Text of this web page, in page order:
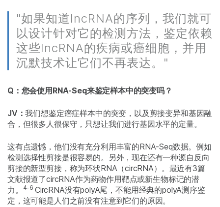
"如果知道lncRNA的序列，我们就可
以设计针对它的检测方法，鉴定依赖
这些lncRNA的疾病或癌细胞，并用
沉默技术让它们不再表达。"
Q：您会使用RNA-Seq来鉴定样本中的突变吗？
JV：我们想鉴定癌症样本中的突变，以及剪接变异和基因融
合，但很多人很保守，只想让我们进行基因水平的定量。
这有点遗憾，他们没有充分利用丰富的RNA-Seq数据。例如
检测选择性剪接是很容易的。另外，现在还有一种源自反向
剪接的新型剪接，称为环状RNA（circRNA）。最近有3篇
文献报道了circRNA作为药物作用靶点或新生物标记的潜
力。
4-6 CircRNA没有polyA尾，不能用经典的polyA测序鉴
定，这可能是人们之前没有注意到它们的原因。